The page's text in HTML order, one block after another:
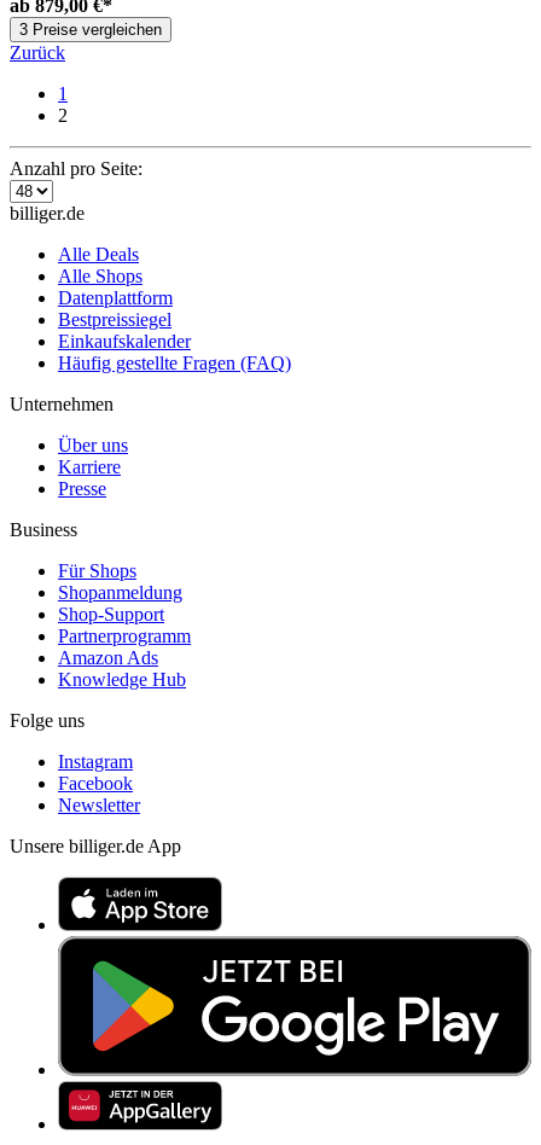
ab 879,00 €*
3 Preise vergleichen
Zurück
1
2
Anzahl pro Seite:
billiger.de
Alle Deals
Alle Shops
Datenplattform
Bestpreissiegel
Einkaufskalender
Häufig gestellte Fragen (FAQ)
Unternehmen
Über uns
Karriere
Presse
Business
Für Shops
Shopanmeldung
Shop-Support
Partnerprogramm
Amazon Ads
Knowledge Hub
Folge uns
Instagram
Facebook
Newsletter
Unsere billiger.de App